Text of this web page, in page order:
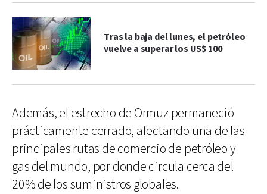
Tras la baja del lunes, el petróleo
vuelve a superar los US$ 100
Además, el estrecho de Ormuz permaneció
prácticamente cerrado, afectando una de las
principales rutas de comercio de petróleo y
gas del mundo, por donde circula cerca del
20% de los suministros globales.